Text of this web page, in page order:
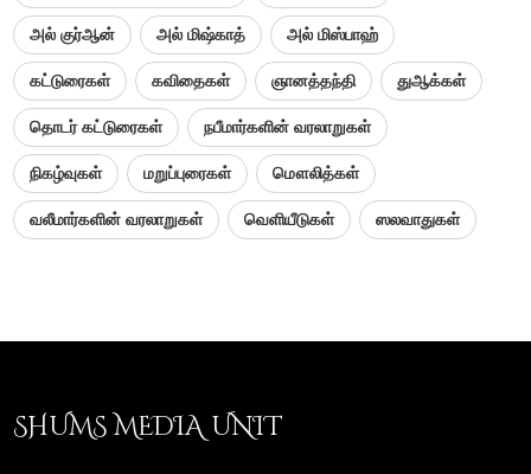
அல் குர்ஆன் அல் மிஷ்காத் அல் மிஸ்பாஹ்
கட்டுரைகள் கவிதைகள் ஞானத்தந்தி துஆக்கள்
தொடர் கட்டுரைகள் நபீமார்களின் வரலாறுகள்
நிகழ்வுகள் மறுப்புரைகள் மௌலித்கள்
வலீமார்களின் வரலாறுகள் வெளியீடுகள் ஸலவாதுகள்
SHUMS MEDIA UNIT